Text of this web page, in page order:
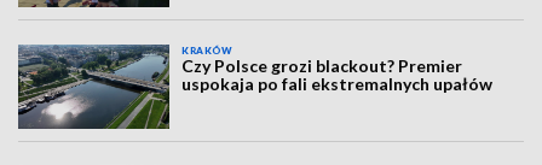
KRAKÓW
Czy Polsce grozi blackout? Premier
uspokaja po fali ekstremalnych upałów